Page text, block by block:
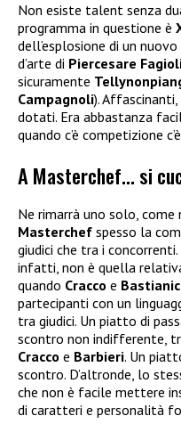
Non esiste talent senza
programma in questione è
dell’esplosione di un
d’arte di Piercesare
sicuramente
Campagnoli).
dotati. Era abbastanza
quando c’è competizione
A Masterchef… si
Ne rimarrà uno solo, come
Masterchef spesso la
giudici che tra i concorrenti.
infatti, non è quella
quando Cracco e
partecipanti con un
tra giudici. Un piatto di
scontro non indifferente,
Cracco e Barbieri. Un
scontro. D’altronde, lo
che non è facile mettere
di caratteri e personalità